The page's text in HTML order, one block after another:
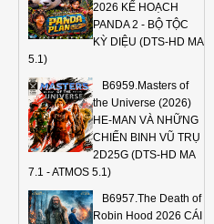
2026 KẾ HOẠCH
PANDA 2 - BỘ TỘC
KỲ DIỆU (DTS-HD MA
5.1)
B6959.Masters of
the Universe (2026)
HE-MAN VÀ NHỮNG
CHIẾN BINH VŨ TRỤ
2D25G (DTS-HD MA
7.1 - ATMOS 5.1)
B6957.The Death of
Robin Hood 2026 CÁI